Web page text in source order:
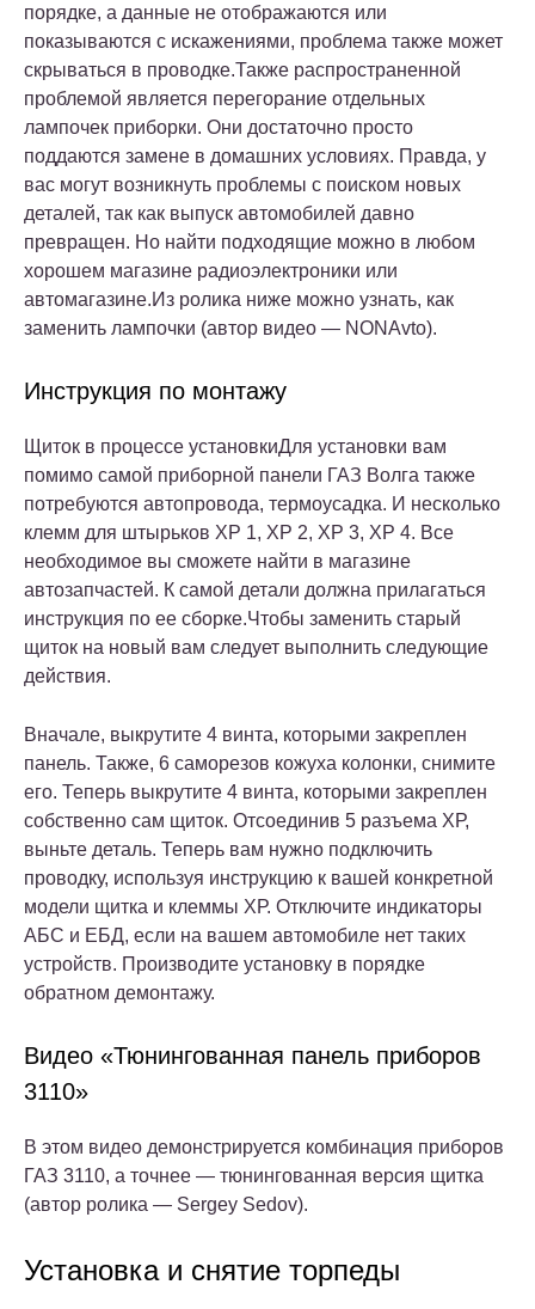
порядке, а данные не отображаются или
показываются с искажениями, проблема также может
скрываться в проводке.Также распространенной
проблемой является перегорание отдельных
лампочек приборки. Они достаточно просто
поддаются замене в домашних условиях. Правда, у
вас могут возникнуть проблемы с поиском новых
деталей, так как выпуск автомобилей давно
превращен. Но найти подходящие можно в любом
хорошем магазине радиоэлектроники или
автомагазине.Из ролика ниже можно узнать, как
заменить лампочки (автор видео — NONAvto).
Инструкция по монтажу
Щиток в процессе установкиДля установки вам
помимо самой приборной панели ГАЗ Волга также
потребуются автопровода, термоусадка. И несколько
клемм для штырьков ХР 1, ХР 2, ХР 3, ХР 4. Все
необходимое вы сможете найти в магазине
автозапчастей. К самой детали должна прилагаться
инструкция по ее сборке.Чтобы заменить старый
щиток на новый вам следует выполнить следующие
действия.
Вначале, выкрутите 4 винта, которыми закреплен
панель. Также, 6 саморезов кожуха колонки, снимите
его. Теперь выкрутите 4 винта, которыми закреплен
собственно сам щиток. Отсоединив 5 разъема ХР,
выньте деталь. Теперь вам нужно подключить
проводку, используя инструкцию к вашей конкретной
модели щитка и клеммы ХР. Отключите индикаторы
АБС и ЕБД, если на вашем автомобиле нет таких
устройств. Производите установку в порядке
обратном демонтажу.
Видео «Тюнингованная панель приборов
3110»
В этом видео демонстрируется комбинация приборов
ГАЗ 3110, а точнее — тюнингованная версия щитка
(автор ролика — Sergey Sedov).
Установка и снятие торпеды